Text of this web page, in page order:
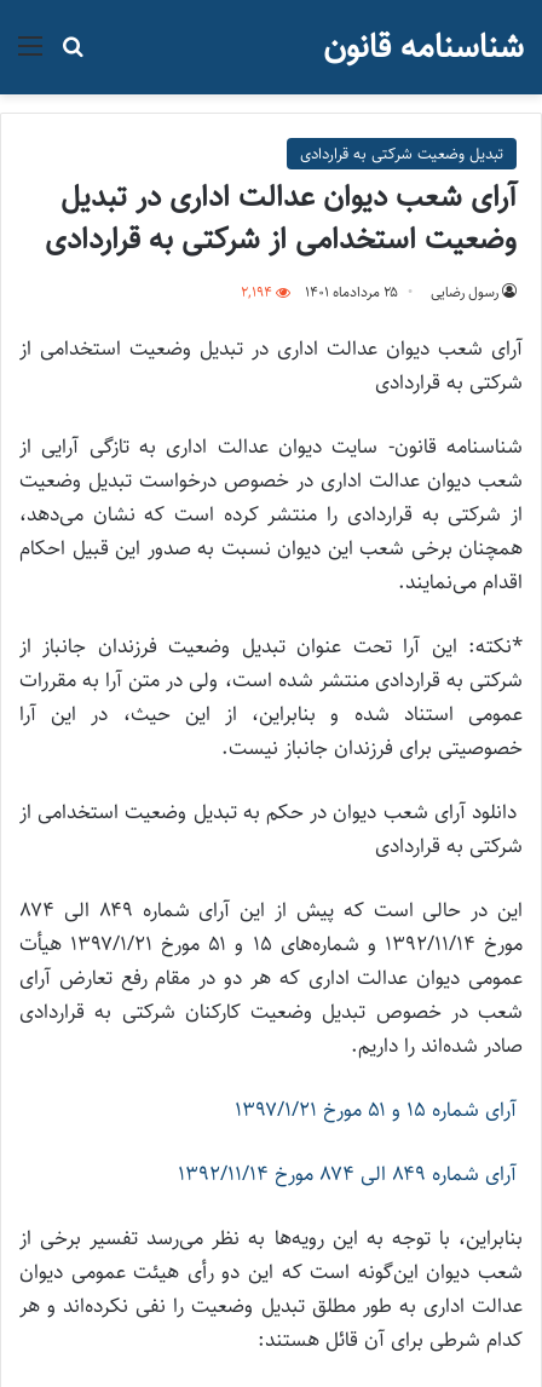
جستجو شناسنامه قانون
تبدیل وضعیت شرکتی به قراردادی
آرای شعب دیوان عدالت اداری در تبدیل
وضعیت استخدامی از شرکتی به قراردادی
رسول رضایی ۲۵ مرداد‌ماه ۱۴۰۱ 2,194
آرای شعب دیوان عدالت اداری در تبدیل وضعیت استخدامی از
شرکتی به قراردادی
شناسنامه قانون- سایت دیوان عدالت اداری به تازگی آرایی از
شعب دیوان عدالت اداری در خصوص درخواست تبدیل وضعیت
از شرکتی به قراردادی را منتشر کرده است که نشان می‌دهد،
همچنان برخی شعب این دیوان نسبت به صدور این قبیل احکام
اقدام می‌نمایند.
*نکته: این آرا تحت عنوان تبدیل وضعیت فرزندان جانباز از
شرکتی به قراردادی منتشر شده است، ولی در متن آرا به مقررات
عمومی استناد شده و بنابراین، از این حیث، در این آرا
خصوصیتی برای فرزندان جانباز نیست.
دانلود آرای شعب دیوان در حکم به تبدیل وضعیت استخدامی از
شرکتی به قراردادی
این در حالی است که پیش از این آرای شماره ۸۴۹ الی ۸۷۴
مورخ ۱۳۹۲/۱۱/۱۴ و شماره‌های ۱۵ و ۵۱ مورخ ۱۳۹۷/۱/۲۱ هیأت
عمومی دیوان عدالت اداری که هر دو در مقام رفع تعارض آرای
شعب در خصوص تبدیل وضعیت کارکنان شرکتی به قراردادی
صادر شده‌اند را داریم.
آرای شماره‌ ۱۵ و ۵۱ مورخ ۱۳۹۷/۱/۲۱
آرای شماره ۸۴۹ الی ۸۷۴ مورخ ۱۳۹۲/۱۱/۱۴
بنابراین، با توجه به این رویه‌ها به نظر می‌رسد تفسیر برخی از
شعب دیوان این‌گونه است که این دو رأی هیئت عمومی دیوان
عدالت اداری به طور مطلق تبدیل وضعیت را نفی نکرده‌اند و هر
کدام شرطی برای آن قائل هستند: